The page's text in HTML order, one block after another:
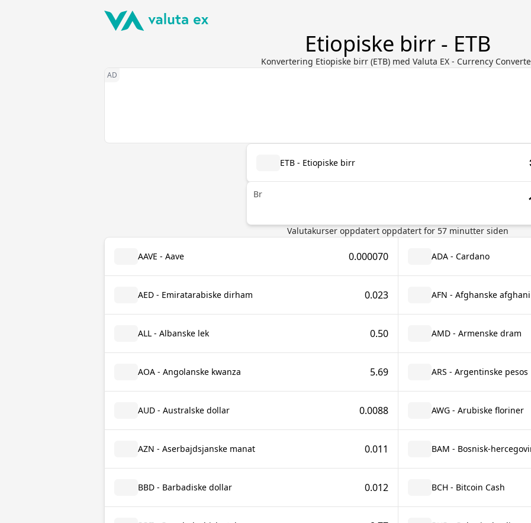
Etiopiske birr - ETB
Konvertering Etiopiske birr (ETB) med Valuta EX - Currency
ETB - Etiopiske birr
Br
Valutakurser oppdatert oppdatert for 57 minutter siden
AAVE - Aave 0.000070 ADA - Cardano
AED - Emiratarabiske dirham 0.023 AFN - Afghanske afghani
ALL - Albanske lek 0.50 AMD - Armenske dram
AOA - Angolanske kwanza 5.69 ARS - Argentinske pesos
AUD - Australske dollar 0.0088 AWG - Arubiske floriner
AZN - Aserbajdsjanske manat 0.011 BAM - Bosnisk-
BBD - Barbadiske dollar 0.012 BCH - Bitcoin Cash